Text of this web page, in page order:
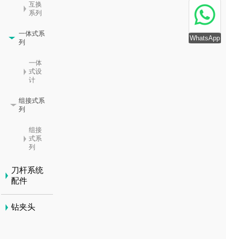
WhatsApp
互换
系列
一体式系
列
一体
式设
计
组接式系
列
组接
式系
列
刀杆系统
配件
钻夹头